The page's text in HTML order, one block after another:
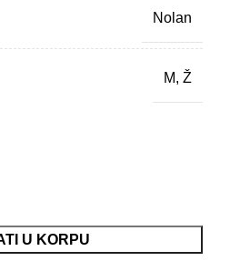
Nolan
M, Ž
U KORPU